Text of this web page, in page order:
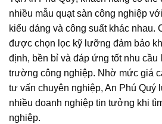
nhiều mẫu quạt sàn công nghiệp
kiểu dáng và công suất khác nhau.
được chọn lọc kỹ lưỡng đảm bảo
định, bền bỉ và đáp ứng tốt nhu cầu
trường công nghiệp. Nhờ mức giá
tư vấn chuyên nghiệp, An Phú Quý
nhiều doanh nghiệp tin tưởng khi
nghiệp.